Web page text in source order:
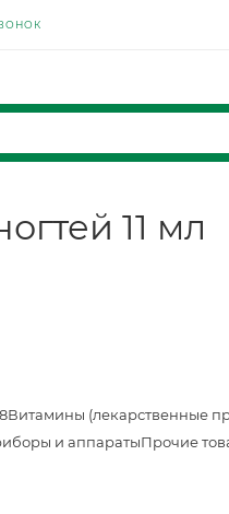
11 мл
Витамины (лекарственные
и аппаратыПрочие